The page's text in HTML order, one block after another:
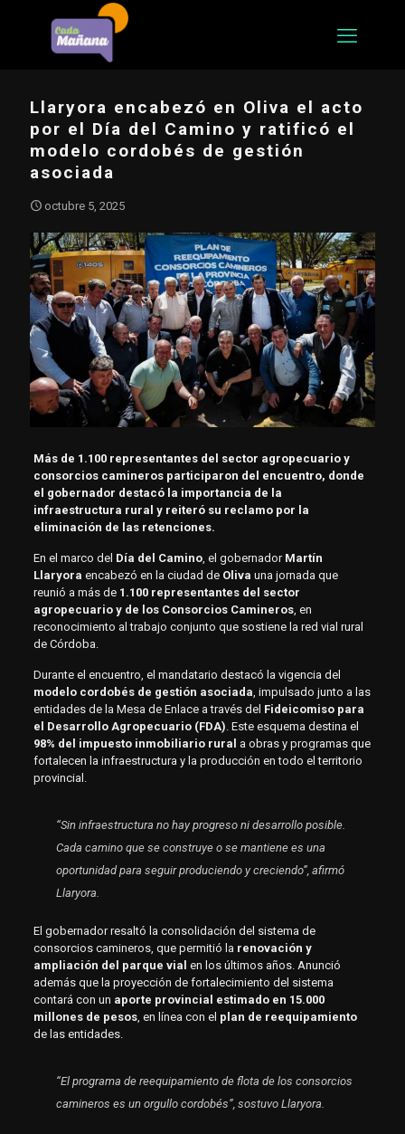
Llaryora encabezó en Oliva el acto
por el Día del Camino y ratificó el
modelo cordobés de gestión
asociada
octubre 5, 2025
Más de 1.100 representantes del sector agropecuario y
consorcios camineros participaron del encuentro, donde
el gobernador destacó la importancia de la
infraestructura rural y reiteró su reclamo por la
eliminación de las retenciones.
En el marco del Día del Camino, el gobernador Martín
Llaryora encabezó en la ciudad de Oliva una jornada que
reunió a más de 1.100 representantes del sector
agropecuario y de los Consorcios Camineros, en
reconocimiento al trabajo conjunto que sostiene la red vial rural
de Córdoba.
Durante el encuentro, el mandatario destacó la vigencia del
modelo cordobés de gestión asociada, impulsado junto a las
entidades de la Mesa de Enlace a través del Fideicomiso para
el Desarrollo Agropecuario (FDA). Este esquema destina el
98% del impuesto inmobiliario rural a obras y programas que
fortalecen la infraestructura y la producción en todo el territorio
provincial.
“Sin infraestructura no hay progreso ni desarrollo posible.
Cada camino que se construye o se mantiene es una
oportunidad para seguir produciendo y creciendo”, afirmó
Llaryora.
El gobernador resaltó la consolidación del sistema de
consorcios camineros, que permitió la renovación y
ampliación del parque vial en los últimos años. Anunció
además que la proyección de fortalecimiento del sistema
contará con un aporte provincial estimado en 15.000
millones de pesos, en línea con el plan de reequipamiento
de las entidades.
“El programa de reequipamiento de flota de los consorcios
camineros es un orgullo cordobés”, sostuvo Llaryora.